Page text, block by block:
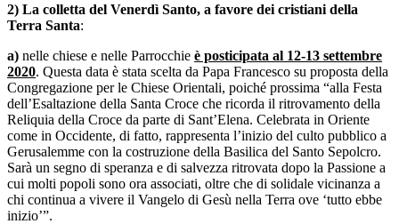
2) La colletta del Venerdì Santo, a favore dei cristiani della
Terra Santa:
a) nelle chiese e nelle Parrocchie è posticipata al 12-13 settembre
2020. Questa data è stata scelta da Papa Francesco su proposta della
Congregazione per le Chiese Orientali, poiché prossima “alla Festa
dell’Esaltazione della Santa Croce che ricorda il ritrovamento della
Reliquia della Croce da parte di Sant’Elena. Celebrata in Oriente
come in Occidente, di fatto, rappresenta l’inizio del culto pubblico a
Gerusalemme con la costruzione della Basilica del Santo Sepolcro.
Sarà un segno di speranza e di salvezza ritrovata dopo la Passione a
cui molti popoli sono ora associati, oltre che di solidale vicinanza a
chi continua a vivere il Vangelo di Gesù nella Terra ove ‘tutto ebbe
inizio’”.